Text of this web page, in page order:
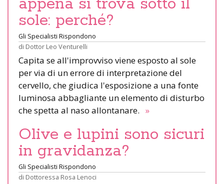
sole: perché?
Gli Specialisti Rispondono
di Dottor Leo Venturelli
Capita se all'improvviso viene esposto al sole
per via di un errore di interpretazione del
cervello, che giudica l'esposizione a una fonte
luminosa abbagliante un elemento di disturbo
che spetta al naso allontanare. »
Olive e lupini sono sicuri
in gravidanza?
Gli Specialisti Rispondono
di Dottoressa Rosa Lenoci